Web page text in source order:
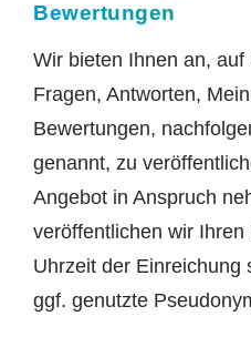
Bewertungen
Wir bieten Ihnen an,
Fragen, Antworten,
Bewertungen,
genannt, zu
Angebot in Anspruch
veröffentlichen wir Ihren
Uhrzeit der Einreichung
ggf. genutzte